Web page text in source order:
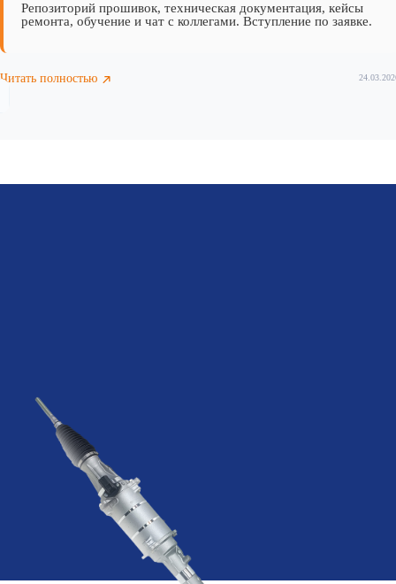
Репозиторий прошивок, техническая документация, кейсы
ремонта, обучение и чат с коллегами. Вступление по заявке.
Читать полностью